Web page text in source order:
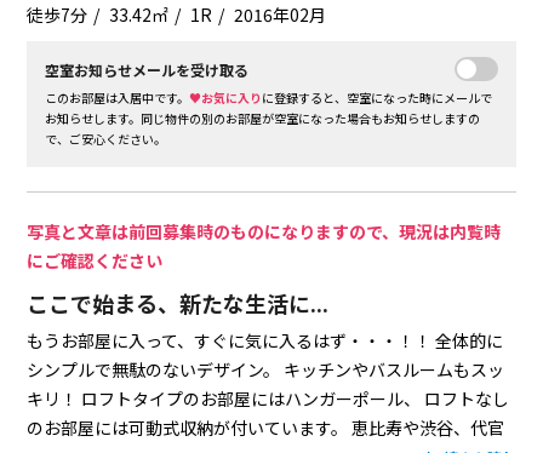
徒歩7分 33.42㎡ 1R 2016年02月
空室お知らせメールを受け取る
このお部屋は入居中です。♥お気に入り に登録すると、空室になった時にメールで
お知らせします。同じ物件の別のお部屋が空室になった場合もお知らせしますの
で、ご安心ください。
写真と文章は前回募集時のものになりますので、現況は内覧時
にご確認ください
ここで始まる、新たな生活に...
もうお部屋に入って、すぐに気に入るはず・・・！！ 全体的に
シンプルで無駄のないデザイン。
キッチンやバスルームもスッ
キリ！ ロフトタイプのお部屋にはハンガーポール、
ロフトなし
のお部屋には可動式収納が付いています。
恵比寿や渋谷、代官